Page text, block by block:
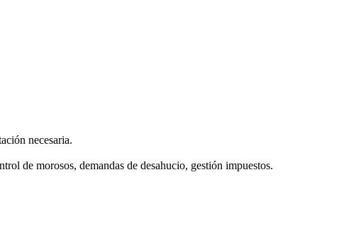
necesaria.
de morosos, demandas de desahucio, gestión impuestos.